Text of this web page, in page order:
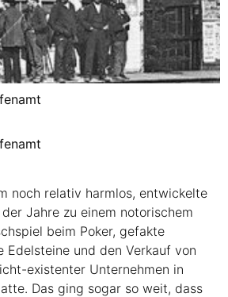
noch relativ harmlos, entwickelte
Jahre zu einem notorischem
beim Poker, gefakte
Edelsteine und den Verkauf von
existenter Unternehmen in
Das ging sogar so weit, dass